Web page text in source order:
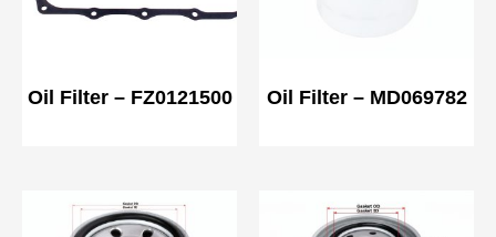
Oil Filter – FZ0121500 Oil Filter – MD069782